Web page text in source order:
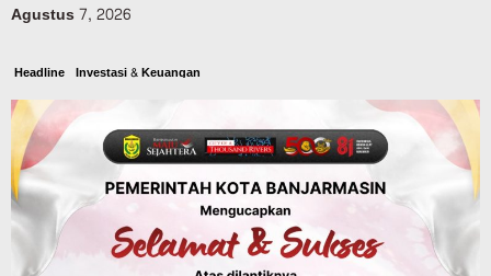
Agustus 7, 2026
Headline Investasi & Keuangan
KUA-PPAS 2027 Banjarbaru Defisit 170
Miliar, Pendapatan 1,2 Triliun Belanja
1,37 Triliun, Tutup Kekurangan dari
SiLPA
Agustus 7, 2026